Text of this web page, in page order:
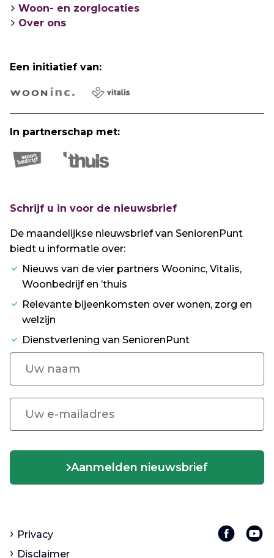
Woon- en zorglocaties
Over ons
Een initiatief van:
In partnerschap met:
Schrijf u in voor de nieuwsbrief
De maandelijkse nieuwsbrief van SeniorenPunt
biedt u informatie over:
Nieuws van de vier partners Wooninc, Vitalis,
Woonbedrijf en ’thuis
Relevante bijeenkomsten over wonen, zorg en
welzijn
Dienstverlening van SeniorenPunt
Aanmelden nieuwsbrief
Privacy
Disclaimer